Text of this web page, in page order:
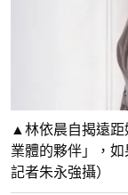
▲林依晨自揭遠距
業體的夥伴」，
記者朱永強攝）